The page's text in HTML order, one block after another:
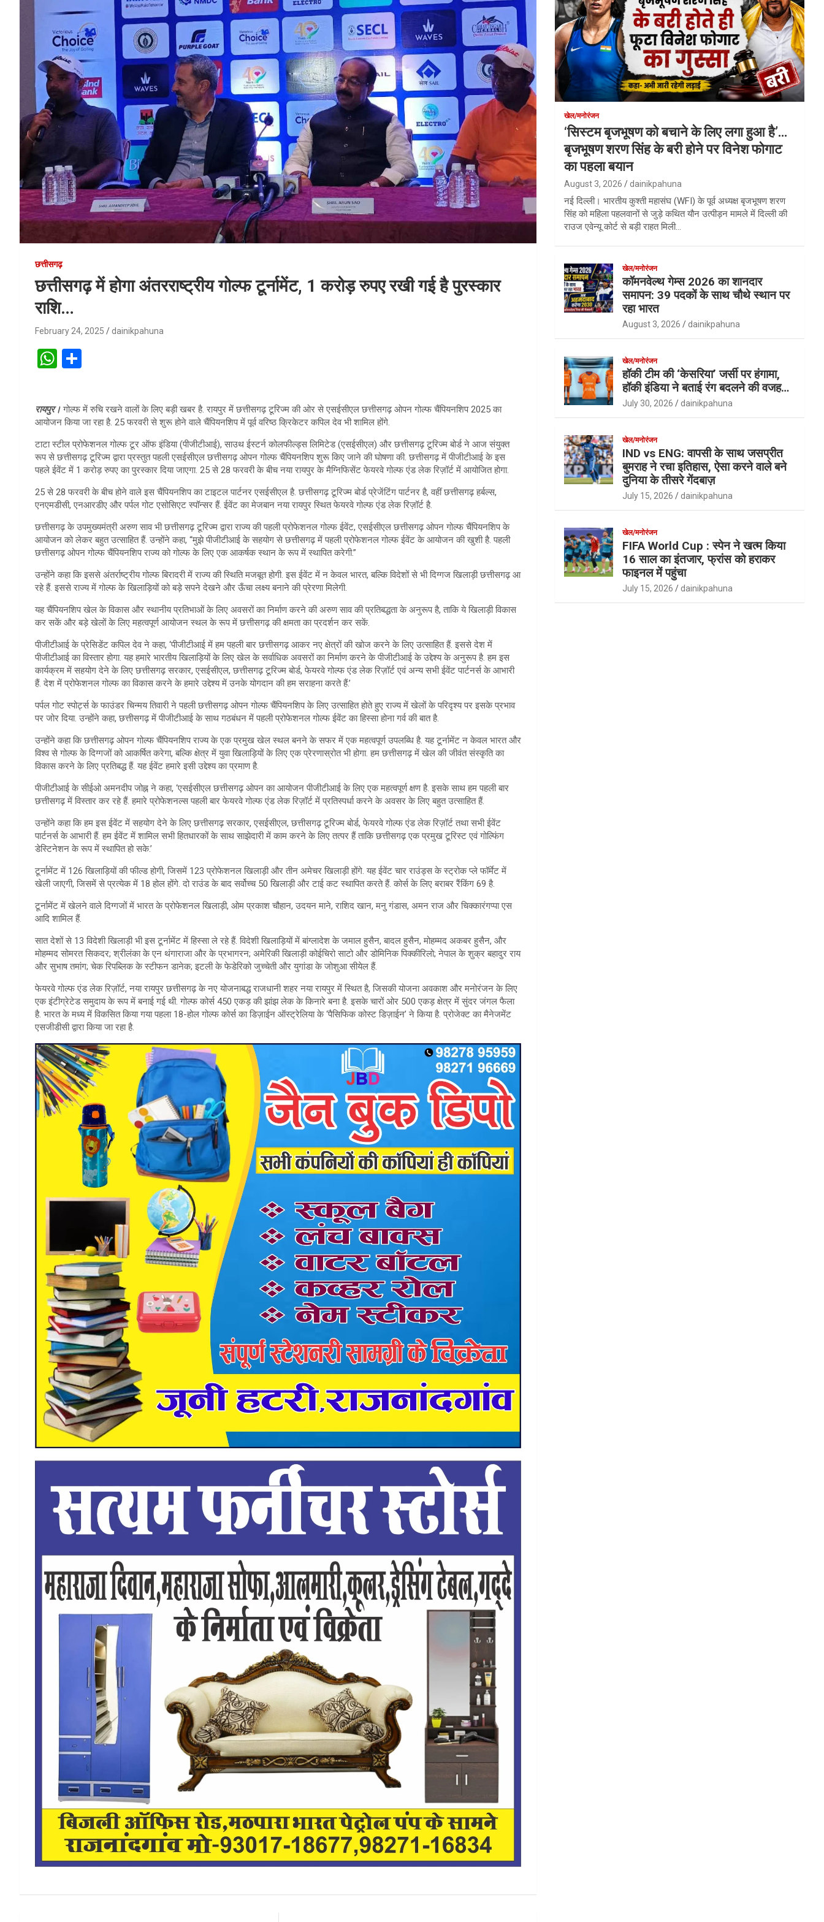
छत्तीसगढ़
छत्तीसगढ़ में होगा अंतरराष्ट्रीय गोल्फ टूर्नामेंट, 1 करोड़ रुपए रखी गई है पुरस्कार
राशि…
February 24, 2025 dainikpahuna
W
at
s
A
p
p
ar
e
रायपुर। गोल्फ में रुचि रखने वालों के लिए बड़ी खबर है. रायपुर में छत्तीसगढ़ टूरिज्म की ओर से एसईसीएल छत्तीसगढ़ ओपन गोल्फ चैंपियनशिप 2025 का
आयोजन किया जा रहा है. 25 फरवरी से शुरू होने वाले चैंपियनशिप में पूर्व वरिष्ठ क्रिकेटर कपिल देव भी शामिल होंगे.
टाटा स्टील प्रोफेशनल गोल्फ टूर ऑफ इंडिया (पीजीटीआई), साउथ ईस्टर्न कोलफील्ड्स लिमिटेड (एसईसीएल) और छत्तीसगढ़ टूरिज्म बोर्ड ने आज संयुक्त
रूप से छत्तीसगढ़ टूरिज्म द्वारा प्रस्तुत पहली एसईसीएल छत्तीसगढ़ ओपन गोल्फ चैंपियनशिप शुरू किए जाने की घोषणा की. छत्तीसगढ़ में पीजीटीआई के इस
पहले ईवेंट में 1 करोड़ रुपए का पुरस्कार दिया जाएगा. 25 से 28 फरवरी के बीच नया रायपुर के मैग्निफिसेंट फेयरवे गोल्फ एंड लेक रिज़ॉर्ट में आयोजित होगा.
25 से 28 फरवरी के बीच होने वाले इस चैंपियनशिप का टाइटल पार्टनर एसईसीएल है. छत्तीसगढ़ टूरिज्म बोर्ड प्रेजेंटिंग पार्टनर है, वहीं छत्तीसगढ़ हर्बल्स,
एनएमडीसी, एनआरडीए और पर्पल गोट एसोसिएट स्पॉन्सर हैं. ईवेंट का मेजबान नया रायपुर स्थित फेयरवे गोल्फ एंड लेक रिज़ॉर्ट है.
छत्तीसगढ़ के उपमुख्यमंत्री अरुण साव भी छत्तीसगढ़ टूरिज्म द्वारा राज्य की पहली प्रोफेशनल गोल्फ ईवेंट, एसईसीएल छत्तीसगढ़ ओपन गोल्फ चैंपियनशिप के
आयोजन को लेकर बहुत उत्साहित हैं. उन्होंने कहा, “मुझे पीजीटीआई के सहयोग से छत्तीसगढ़ में पहली प्रोफेशनल गोल्फ ईवेंट के आयोजन की खुशी है. पहली
छत्तीसगढ़ ओपन गोल्फ चैंपियनशिप राज्य को गोल्फ के लिए एक आकर्षक स्थान के रूप में स्थापित करेगी.”
उन्होंने कहा कि इससे अंतर्राष्ट्रीय गोल्फ बिरादरी में राज्य की स्थिति मजबूत होगी. इस ईवेंट में न केवल भारत, बल्कि विदेशों से भी दिग्गज खिलाड़ी छत्तीसगढ़ आ
रहे हैं. इससे राज्य में गोल्फ के खिलाड़ियों को बड़े सपने देखने और ऊँचा लक्ष्य बनाने की प्रेरणा मिलेगी.
यह चैंपियनशिप खेल के विकास और स्थानीय प्रतिभाओं के लिए अवसरों का निर्माण करने की अरुण साव की प्रतिबद्धता के अनुरूप है, ताकि ये खिलाड़ी विकास
कर सकें और बड़े खेलों के लिए महत्वपूर्ण आयोजन स्थल के रूप में छत्तीसगढ़ की क्षमता का प्रदर्शन कर सकें.
पीजीटीआई के प्रेसिडेंट कपिल देव ने कहा, ‘पीजीटीआई में हम पहली बार छत्तीसगढ़ आकर नए क्षेत्रों की खोज करने के लिए उत्साहित हैं. इससे देश में
पीजीटीआई का विस्तार होगा. यह हमारे भारतीय खिलाड़ियों के लिए खेल के सर्वाधिक अवसरों का निर्माण करने के पीजीटीआई के उद्देश्य के अनुरूप है. हम इस
कार्यक्रम में सहयोग देने के लिए छत्तीसगढ़ सरकार, एसईसीएल, छत्तीसगढ़ टूरिज्म बोर्ड, फेयरवे गोल्फ एंड लेक रिज़ॉर्ट एवं अन्य सभी ईवेंट पार्टनर्स के आभारी
हैं. देश में प्रोफेशनल गोल्फ का विकास करने के हमारे उद्देश्य में उनके योगदान की हम सराहना करते हैं.’
पर्पल गोट स्पोर्ट्स के फाउंडर चिन्मय तिवारी ने पहली छत्तीसगढ़ ओपन गोल्फ चैंपियनशिप के लिए उत्साहित होते हुए राज्य में खेलों के परिदृश्य पर इसके प्रभाव
पर जोर दिया. उन्होंने कहा, छत्तीसगढ़ में पीजीटीआई के साथ गठबंधन में पहली प्रोफेशनल गोल्फ ईवेंट का हिस्सा होना गर्व की बात है.
उन्होंने कहा कि छत्तीसगढ़ ओपन गोल्फ चैंपियनशिप राज्य के एक प्रमुख खेल स्थल बनने के सफर में एक महत्वपूर्ण उपलब्धि है. यह टूर्नामेंट न केवल भारत और
विश्व से गोल्फ के दिग्गजों को आकर्षित करेगा, बल्कि क्षेत्र में युवा खिलाड़ियों के लिए एक प्रेरणास्रोत भी होगा. हम छत्तीसगढ़ में खेल की जीवंत संस्कृति का
विकास करने के लिए प्रतिबद्ध हैं. यह ईवेंट हमारे इसी उद्देश्य का प्रमाण है.
पीजीटीआई के सीईओ अमनदीप जोह्न ने कहा, ‘एसईसीएल छत्तीसगढ़ ओपन का आयोजन पीजीटीआई के लिए एक महत्वपूर्ण क्षण है. इसके साथ हम पहली बार
छत्तीसगढ़ में विस्तार कर रहे हैं. हमारे प्रोफेशनल्स पहली बार फेयरवे गोल्फ एंड लेक रिज़ॉर्ट में प्रतिस्पर्धा करने के अवसर के लिए बहुत उत्साहित हैं.
उन्होंने कहा कि हम इस ईवेंट में सहयोग देने के लिए छत्तीसगढ़ सरकार, एसईसीएल, छत्तीसगढ़ टूरिज्म बोर्ड, फेयरवे गोल्फ एंड लेक रिज़ॉर्ट तथा सभी ईवेंट
पार्टनर्स के आभारी हैं. हम ईवेंट में शामिल सभी हितधारकों के साथ साझेदारी में काम करने के लिए तत्पर हैं ताकि छत्तीसगढ़ एक प्रमुख टूरिस्ट एवं गोल्फिंग
डेस्टिनेशन के रूप में स्थापित हो सके.’
टूर्नामेंट में 126 खिलाड़ियों की फील्ड होगी, जिसमें 123 प्रोफेशनल खिलाड़ी और तीन अमेचर खिलाड़ी होंगे. यह ईवेंट चार राउंड्स के स्ट्रोक प्ले फॉर्मेट में
खेली जाएगी, जिसमें से प्रत्येक में 18 होल होंगे. दो राउंड के बाद सर्वोच्च 50 खिलाड़ी और टाई कट स्थापित करते हैं. कोर्स के लिए बराबर रैंकिंग 69 है.
टूर्नामेंट में खेलने वाले दिग्गजों में भारत के प्रोफेशनल खिलाड़ी, ओम प्रकाश चौहान, उदयन माने, राशिद खान, मनु गंडास, अमन राज और चिक्कारंगप्पा एस
आदि शामिल हैं.
सात देशों से 13 विदेशी खिलाड़ी भी इस टूर्नामेंट में हिस्सा ले रहे हैं. विदेशी खिलाड़ियों में बांग्लादेश के जमाल हुसैन, बादल हुसैन, मोहम्मद अकबर हुसैन, और
मोहम्मद सोमरत सिकदर; श्रीलंका के एन थंगाराजा और के प्रभागरन; अमेरिकी खिलाड़ी कोईचिरो साटो और डोमिनिक पिक्कीरिलो; नेपाल के शुक्र बहादुर राय
और सुभाष तमांग; चेक रिपब्लिक के स्टीफन डानेक; इटली के फेडेरिको जुच्चेती और युगांडा के जोशुआ सीयेल हैं.
फेयरवे गोल्फ एंड लेक रिज़ॉर्ट, नया रायपुर छत्तीसगढ़ के नए योजनाबद्ध राजधानी शहर नया रायपुर में स्थित है, जिसकी योजना अवकाश और मनोरंजन के लिए
एक इंटीग्रेटेड समुदाय के रूप में बनाई गई थी. गोल्फ कोर्स 450 एकड़ की झांझ लेक के किनारे बना है. इसके चारों ओर 500 एकड़ क्षेत्र में सुंदर जंगल फैला
है. भारत के मध्य में विकसित किया गया पहला 18-होल गोल्फ कोर्स का डिज़ाईन ऑस्ट्रेलिया के ‘पैसिफिक कोस्ट डिज़ाईन’ ने किया है. प्रोजेक्ट का मैनेजमेंट
एसजीडीसी द्वारा किया जा रहा है.
खेल/मनोरंजन
‘सिस्टम बृजभूषण को बचाने के लिए लगा हुआ है’…
बृजभूषण शरण सिंह के बरी होने पर विनेश फोगाट
का पहला बयान
August 3, 2026 dainikpahuna
नई दिल्ली। भारतीय कुश्ती महासंघ (WFI) के पूर्व अध्यक्ष बृजभूषण शरण
सिंह को महिला पहलवानों से जुड़े कथित यौन उत्पीड़न मामले में दिल्ली की
राउज एवेन्यू कोर्ट से बड़ी राहत मिली…
खेल/मनोरंजन
कॉमनवेल्थ गेम्स 2026 का शानदार
समापन: 39 पदकों के साथ चौथे स्थान पर
रहा भारत
August 3, 2026 dainikpahuna
खेल/मनोरंजन
हॉकी टीम की ‘केसरिया’ जर्सी पर हंगामा,
हॉकी इंडिया ने बताई रंग बदलने की वजह…
July 30, 2026 dainikpahuna
खेल/मनोरंजन
IND vs ENG: वापसी के साथ जसप्रीत
बुमराह ने रचा इतिहास, ऐसा करने वाले बने
दुनिया के तीसरे गेंदबाज़
July 15, 2026 dainikpahuna
खेल/मनोरंजन
FIFA World Cup : स्पेन ने खत्म किया
16 साल का इंतजार, फ्रांस को हराकर
फाइनल में पहुंचा
July 15, 2026 dainikpahuna